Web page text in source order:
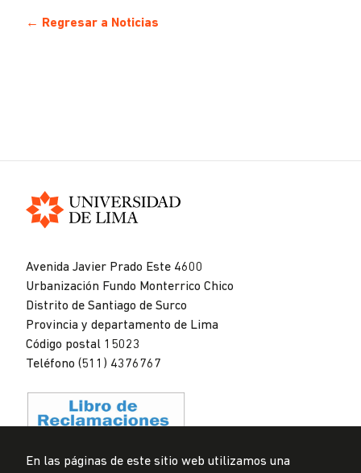
← Regresar a Noticias
Avenida Javier Prado Este 4600
Urbanización Fundo Monterrico Chico
Distrito de Santiago de Surco
Provincia y departamento de Lima
Código postal 15023
Teléfono (511) 4376767
En las páginas de este sitio web utilizamos una